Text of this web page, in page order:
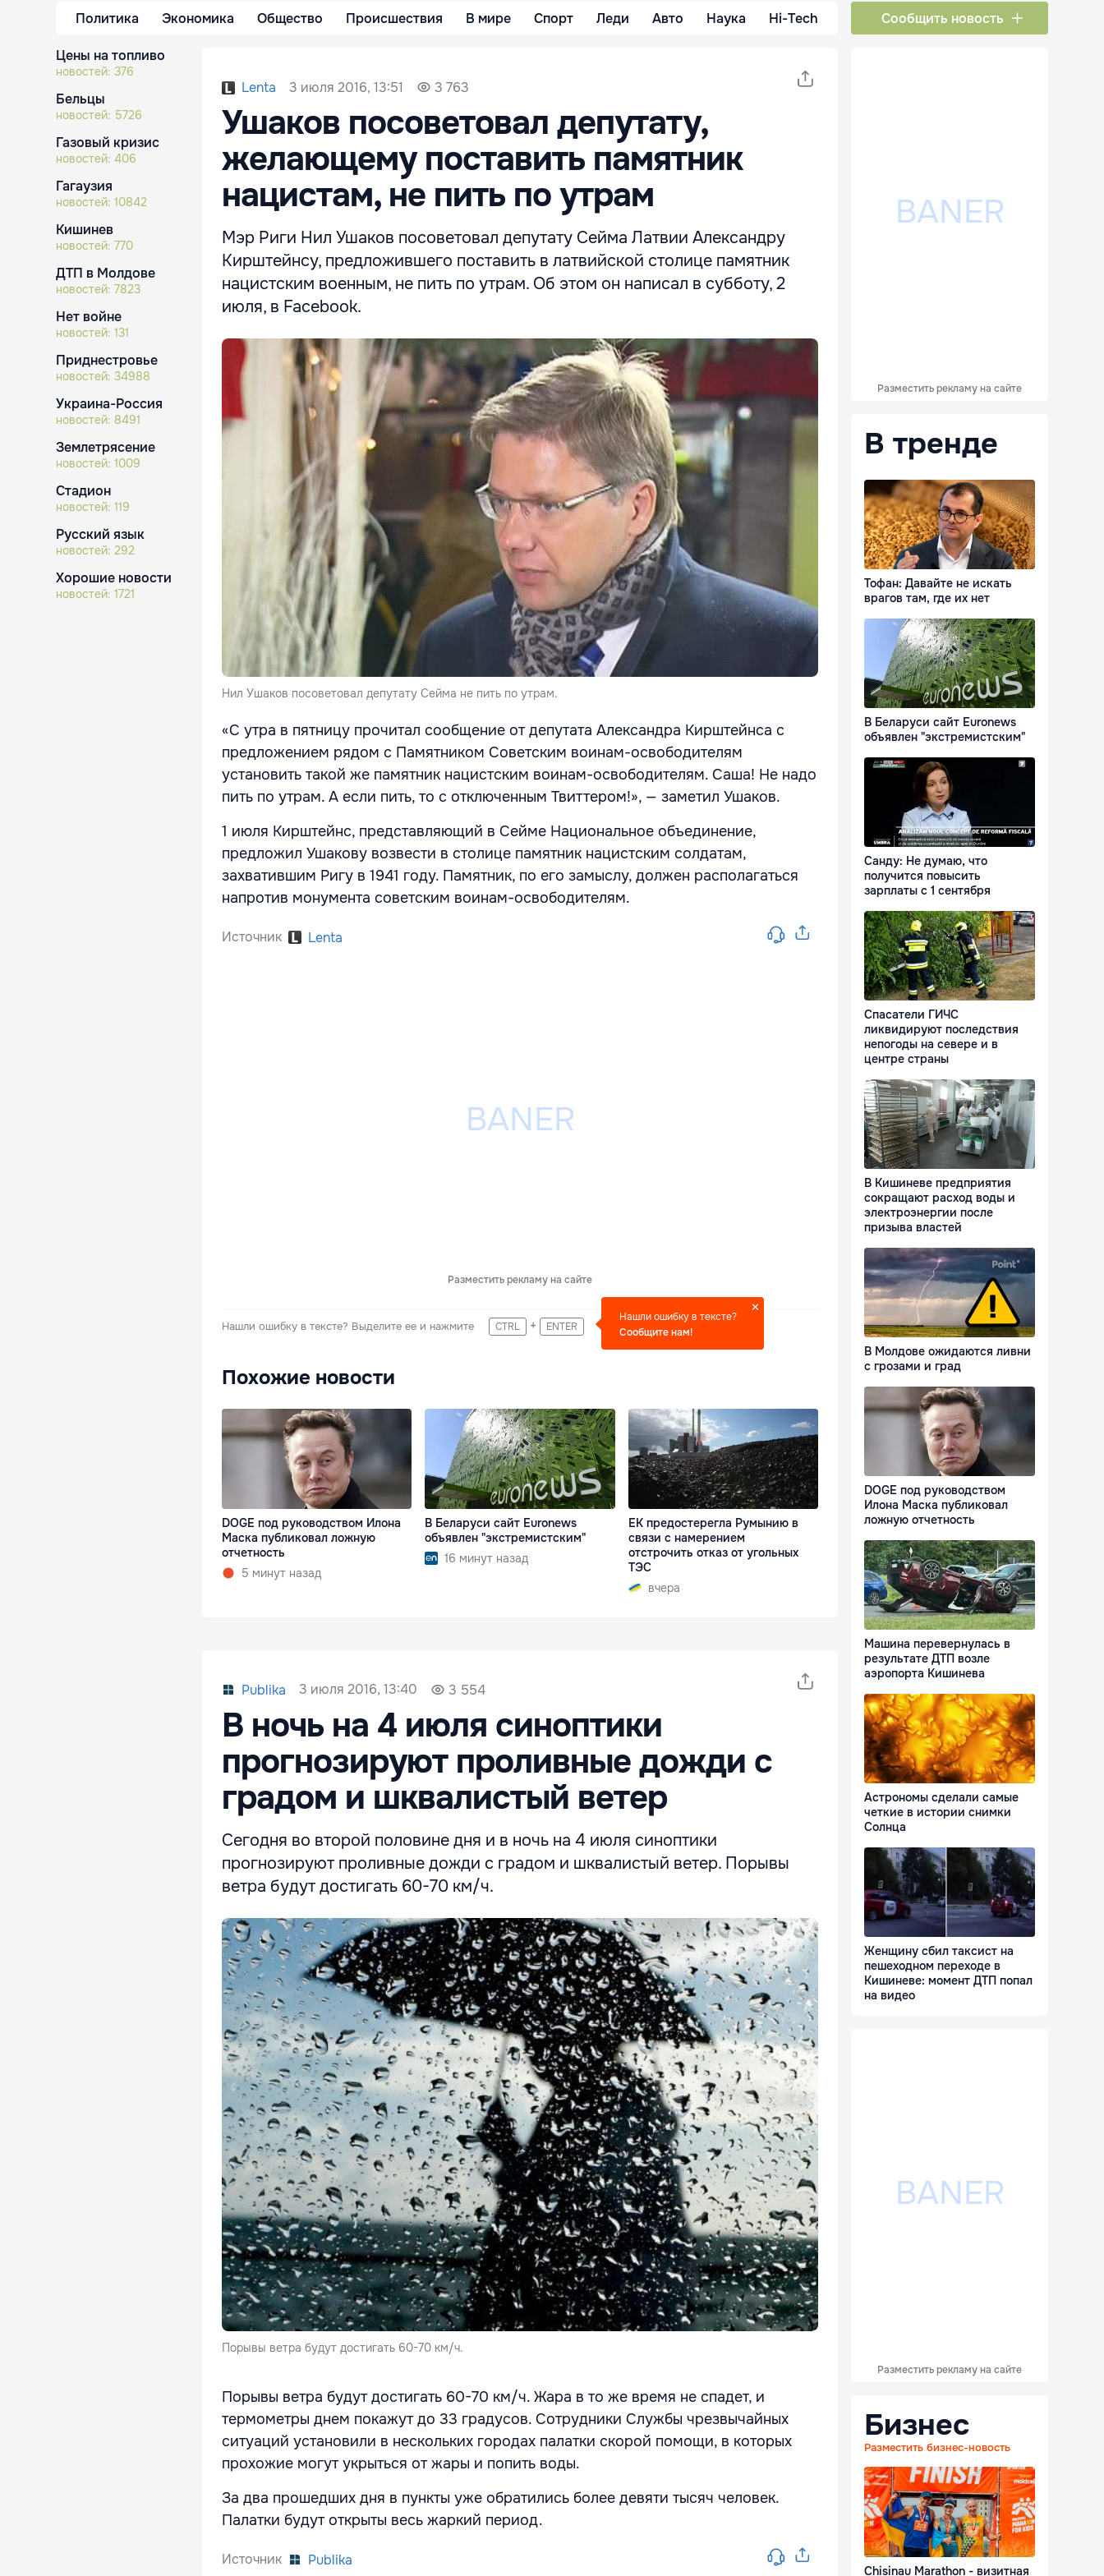
Политика Экономика Общество Происшествия В мире Спорт Леди Авто Наука Hi-Tech Сообщить новость
Цены на топливо
новостей: 376
Бельцы
новостей: 5726
Газовый кризис
новостей: 406
Гагаузия
новостей: 10842
Кишинев
новостей: 770
ДТП в Молдове
новостей: 7823
Нет войне
новостей: 131
Приднестровье
новостей: 34988
Украина-Россия
новостей: 8491
Землетрясение
новостей: 1009
Стадион
новостей: 119
Русский язык
новостей: 292
Хорошие новости
новостей: 1721
Lenta 3 июля 2016, 13:51 3 763
Ушаков посоветовал депутату,
желающему поставить памятник
нацистам, не пить по утрам
Мэр Риги Нил Ушаков посоветовал депутату Сейма Латвии Александру
Кирштейнсу, предложившего поставить в латвийской столице памятник
нацистским военным, не пить по утрам. Об этом он написал в субботу, 2
июля, в Facebook.
Нил Ушаков посоветовал депутату Сейма не пить по утрам.
«С утра в пятницу прочитал сообщение от депутата Александра Кирштейнса с
предложением рядом с Памятником Советским воинам-освободителям
установить такой же памятник нацистским воинам-освободителям. Саша! Не надо
пить по утрам. А если пить, то с отключенным Твиттером!», — заметил Ушаков.
1 июля Кирштейнс, представляющий в Сейме Национальное объединение,
предложил Ушакову возвести в столице памятник нацистским солдатам,
захватившим Ригу в 1941 году. Памятник, по его замыслу, должен располагаться
напротив монумента советским воинам-освободителям.
Источник Lenta
Разместить рекламу на сайте
Нашли ошибку в тексте? Выделите ее и нажмите CTRL + ENTER
Нашли ошибку в тексте?
Сообщите нам!
Похожие новости
DOGE под руководством Илона
Маска публиковал ложную
отчетность
5 минут назад
В Беларуси сайт Euronews
объявлен "экстремистским"
16 минут назад
ЕК предостерегла Румынию в
связи с намерением
отстрочить отказ от угольных
ТЭС
вчера
Publika 3 июля 2016, 13:40 3 554
В ночь на 4 июля синоптики
прогнозируют проливные дожди с
градом и шквалистый ветер
Сегодня во второй половине дня и в ночь на 4 июля синоптики
прогнозируют проливные дожди с градом и шквалистый ветер. Порывы
ветра будут достигать 60-70 км/ч.
Порывы ветра будут достигать 60-70 км/ч.
Порывы ветра будут достигать 60-70 км/ч. Жара в то же время не спадет, и
термометры днем покажут до 33 градусов. Сотрудники Службы чрезвычайных
ситуаций установили в нескольких городах палатки скорой помощи, в которых
прохожие могут укрыться от жары и попить воды.
За два прошедших дня в пункты уже обратились более девяти тысяч человек.
Палатки будут открыты весь жаркий период.
Источник Publika
Разместить рекламу на сайте
В тренде
Тофан: Давайте не искать
врагов там, где их нет
В Беларуси сайт Euronews
объявлен "экстремистским"
Санду: Не думаю, что
получится повысить
зарплаты с 1 сентября
Спасатели ГИЧС
ликвидируют последствия
непогоды на севере и в
центре страны
В Кишиневе предприятия
сокращают расход воды и
электроэнергии после
призыва властей
В Молдове ожидаются ливни
с грозами и град
DOGE под руководством
Илона Маска публиковал
ложную отчетность
Машина перевернулась в
результате ДТП возле
аэропорта Кишинева
Астрономы сделали самые
четкие в истории снимки
Солнца
Женщину сбил таксист на
пешеходном переходе в
Кишиневе: момент ДТП попал
на видео
Разместить рекламу на сайте
Бизнес
Разместить бизнес-новость
Chisinau Marathon - визитная